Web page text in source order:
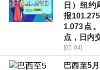
日）纽约
报
1.073点
点，日内
[05-04]
巴西至5